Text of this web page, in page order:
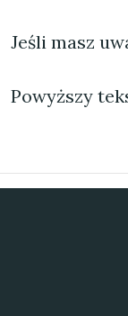
Jeśli masz
Powyższy